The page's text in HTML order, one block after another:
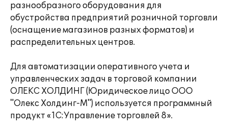
разнообразного оборудования для
обустройства предприятий розничной торговли
(оснащение магазинов разных форматов) и
распределительных центров.
Для автоматизации оперативного учета и
управленческих задач в торговой компании
ОЛЕКС ХОЛДИНГ (Юридическое лицо ООО
"Олекс Холдинг-М") используется программный
продукт «1С:Управление торговлей 8».